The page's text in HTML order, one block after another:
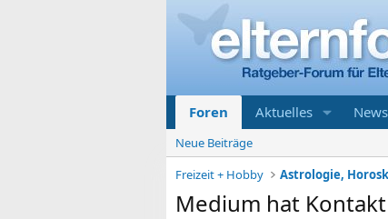
Foren Aktuelles News
Neue Beiträge
Freizeit + Hobby
Astrologie,
Medium hat